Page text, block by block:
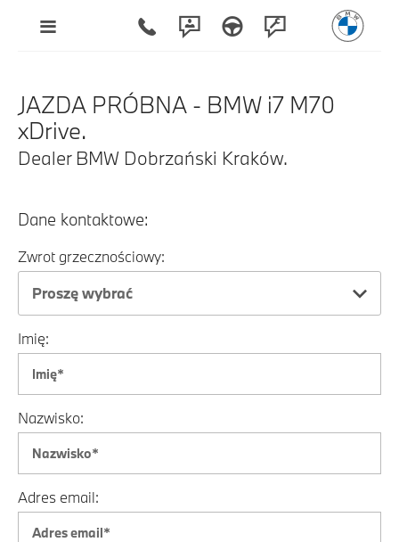
JAZDA PRÓBNA - BMW i7 M70
xDrive.
Dealer BMW Dobrzański Kraków.
Dane kontaktowe:
Zwrot grzecznościowy:
Proszę wybrać
Imię:
Nazwisko:
Adres email: